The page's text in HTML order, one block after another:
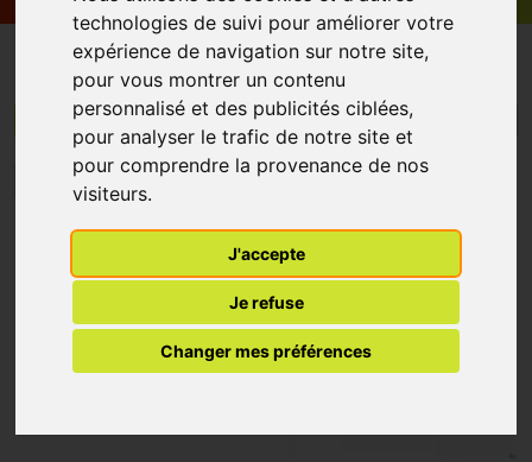
technologies de suivi pour améliorer votre
expérience de navigation sur notre site,
pour vous montrer un contenu
personnalisé et des publicités ciblées,
pour analyser le trafic de notre site et
pour comprendre la provenance de nos
visiteurs.
J'accepte
Je refuse
Changer mes préférences
Comed
Menu/Filtres